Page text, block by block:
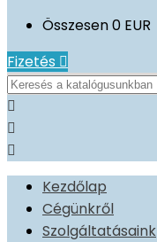
Összesen0 EUR
Fizetés 



Kezdőlap
Cégünkről
Szolgáltatásaink